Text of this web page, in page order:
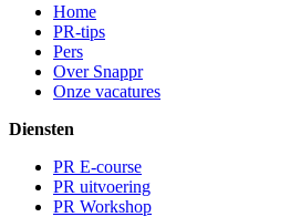
Home
PR-tips
Pers
Over Snappr
Onze vacatures
Diensten
PR E-course
PR uitvoering
PR Workshop